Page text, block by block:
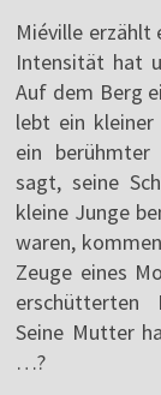
Miéville erzählt
Intensität hat
Auf dem Berg
lebt ein
ein berühmter
sagt, seine
kleine Junge
waren,
Zeuge eines
erschütterten
Seine Mutter
…?